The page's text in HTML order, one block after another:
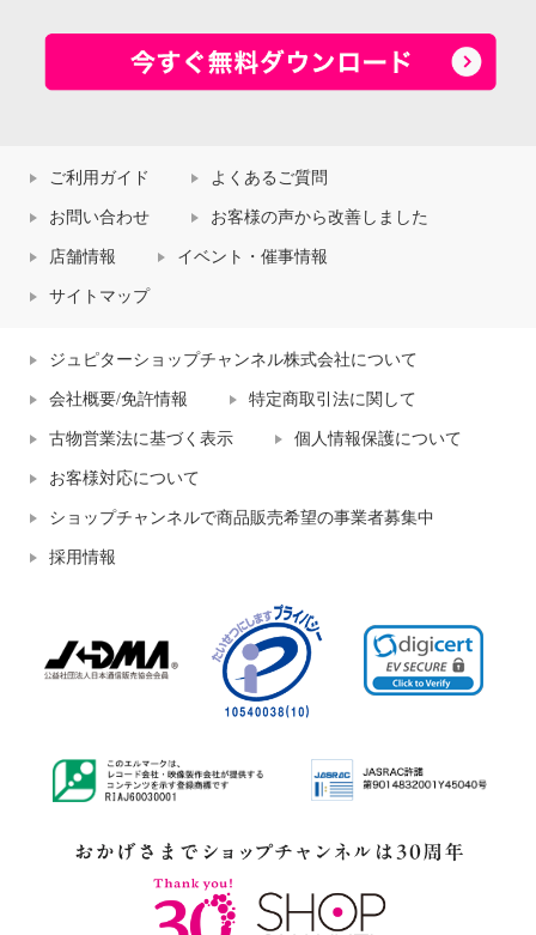
ご利用ガイド よくあるご質問
お問い合わせ お客様の声から改善しました
店舗情報 イベント・催事情報
サイトマップ
ジュピターショップチャンネル株式会社について
会社概要/免許情報 特定商取引法に関して
古物営業法に基づく表示 個人情報保護について
お客様対応について
ショップチャンネルで商品販売希望の事業者募集中
採用情報